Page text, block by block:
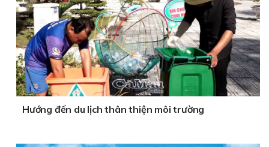
Hướng đến du lịch thân thiện môi trường